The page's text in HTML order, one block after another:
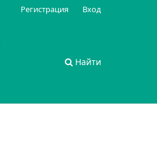
Найти
Регистрация Вход